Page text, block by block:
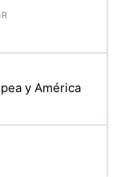
y América